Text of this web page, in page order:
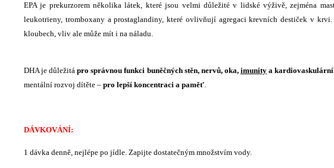
EPA je prekurzorem několika látek, které jsou velmi důležité v lidské výživě, zejména
leukotrieny, tromboxany a prostaglandiny, které ovlivňují agregaci krevních destiček v
kloubech, vliv ale může mít i na náladu.
DHA je důležitápro správnou funkci buněčných stěn, nervů, oka, imunitya
mentální rozvoj dítěte – pro lepší koncentraci a paměť.
DÁVKOVÁNÍ:
1 dávka denně, nejlépe po jídle. Zapijte dostatečným množstvím vody.